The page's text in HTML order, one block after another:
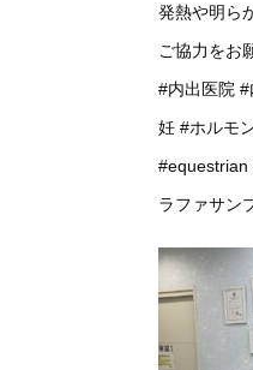
発熱や明ら
ご協力をお
#内出医院 #
妊 #ホルモ
#equestrian
ラファサン